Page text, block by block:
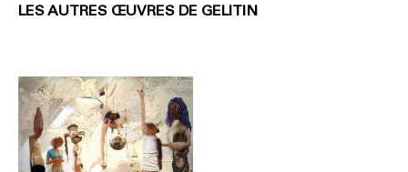
LES AUTRES ŒUVRES DE GELITIN